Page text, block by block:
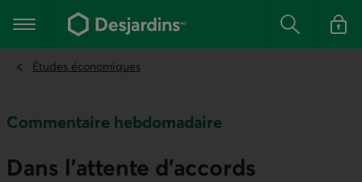
contenu
Menu principal Rechercher
Se
Études économiques
Commentaire hebdomadaire
Dans l’attente d’accords